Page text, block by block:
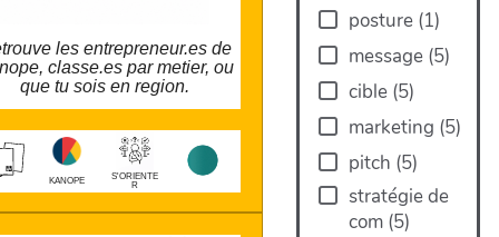
posture (1)
message (5)
cible (5)
marketing (5)
pitch (5)
stratégie de
com (5)
les entrepreneur.es de
classe.es par metier, ou
que tu sois en region.
KANOPE
S'ORIENTE
R
larobustesse.org/kanope/?
AnnuaireDuplicate